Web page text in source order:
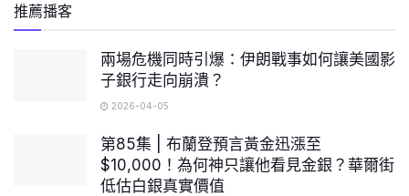
推薦播客
兩場危機同時引爆：伊朗戰事如何讓美國影
子銀行走向崩潰？
2026-04-05
第85集 | 布蘭登預言黃金迅漲至
$10,000！為何神只讓他看見金銀？華爾街
低估白銀真實價值